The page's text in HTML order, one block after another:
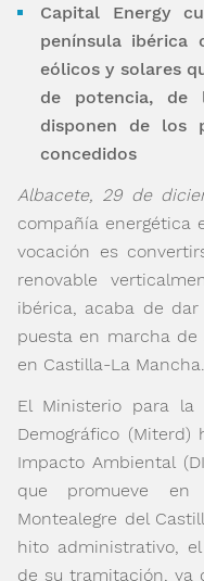
Capital Energy
península ibérica
eólicos y solares
de potencia, de
disponen de los
concedidos
Albacete, 29 de
compañía energética
vocación es
renovable
ibérica, acaba de
puesta en marcha
en Castilla-La Mancha.
El Ministerio para la
Demográfico
Impacto Ambiental
que promueve
Montealegre del
hito administrativo,
de su tramitación, ya